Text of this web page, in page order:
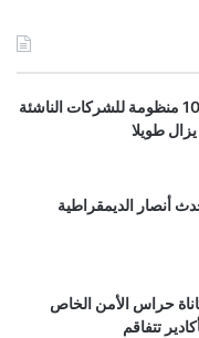
المغرب ضمن أفضل 100 منظومة للشركات الناشئة
طويلا
أنصار الديمقراطية
حراس الأمن الخاص
تتفاقم